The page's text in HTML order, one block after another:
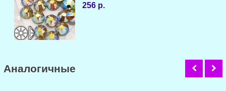
256 р.
Аналогичные